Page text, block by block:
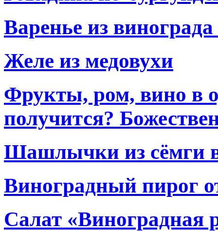
Варенье из винограда
Желе из медовухи
Фрукты, ром, вино в
получится?
Шашлычки из сёмги
Виноградный пирог
Салат «Виноградная